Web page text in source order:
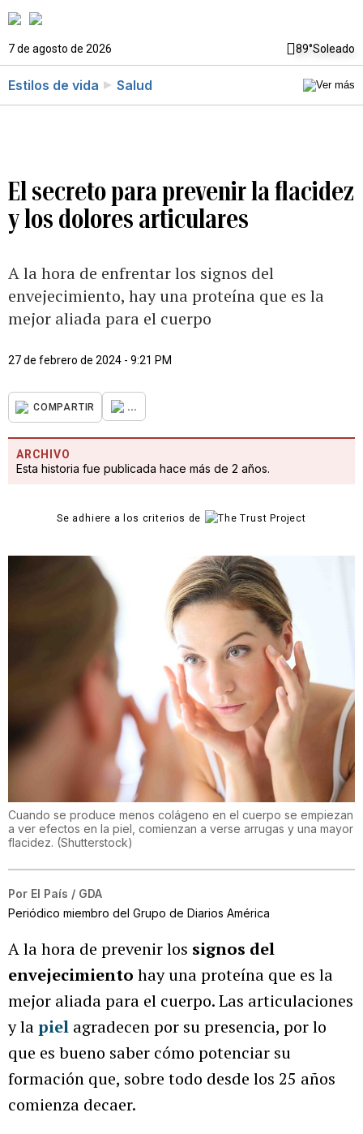
7 de agosto de 2026 89°Soleado
Estilos de vida Salud
El secreto para prevenir la flacidez
y los dolores articulares
A la hora de enfrentar los signos del
envejecimiento, hay una proteína que es la
mejor aliada para el cuerpo
27 de febrero de 2024 - 9:21 PM
COMPARTIR ...
ARCHIVO
Esta historia fue publicada hace más de 2 años.
Se adhiere a los criterios de
Cuando se produce menos colágeno en el cuerpo se empiezan
a ver efectos en la piel, comienzan a verse arrugas y una mayor
flacidez. (Shutterstock)
Por El País / GDA
Periódico miembro del Grupo de Diarios América
A la hora de prevenir los signos del
envejecimiento hay una proteína que es la
mejor aliada para el cuerpo. Las articulaciones
y lapiel agradecen por su presencia, por lo
que es bueno saber cómo potenciar su
formación que, sobre todo desde los 25 años
comienza decaer.